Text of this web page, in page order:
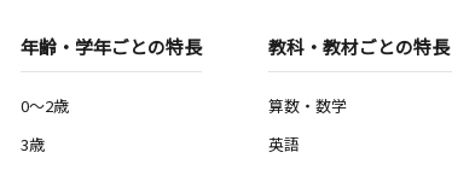
年齢・学年ごとの特長
0～2歳
3歳
教科・教材ごとの特長
算数・数学
英語